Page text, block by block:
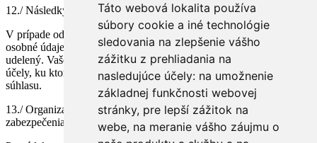
Táto webová lokalita používa
súbory cookie a iné technológie
sledovania na zlepšenie vášho
zážitku z prehliadania na
nasledujúce účely: na umožnenie
základnej funkčnosti webovej
stránky, pre lepší zážitok na
webe, na meranie vášho záujmu o
12./ Následky odvolania súhlasu so spracúvaním osobných údajov:
V prípade odvolania súhlasu so spracúvaním osobných údajov,
osobné údaje nebudú spracúvané k účelu, pre ktorý bude súhlas
udelený. Vaše osobné údaje budú však naďalej spracúvané pre
účely, ku ktorým môžu byť osobné údaje spracovávané aj bez
súhlasu.
13./ Organizačno-technické opatrenia prijaté za účelom
zabezpečenia Vašich osobných údajov